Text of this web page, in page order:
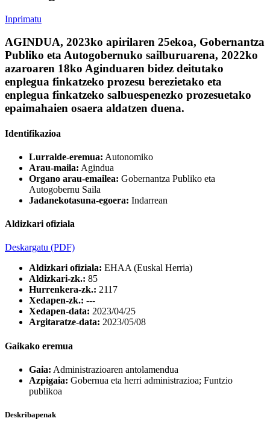
Inprimatu
AGINDUA, 2023ko apirilaren 25ekoa, Gobernantza
Publiko eta Autogobernuko sailburuarena, 2022ko
azaroaren 18ko Aginduaren bidez deitutako
enplegua finkatzeko prozesu berezietako eta
enplegua finkatzeko salbuespenezko prozesuetako
epaimahaien osaera aldatzen duena.
Identifikazioa
Lurralde-eremua: Autonomiko
Arau-maila: Agindua
Organo arau-emailea: Gobernantza Publiko eta
Autogobernu Saila
Jadanekotasuna-egoera: Indarrean
Aldizkari ofiziala
Deskargatu (PDF)
Aldizkari ofiziala: EHAA (Euskal Herria)
Aldizkari-zk.: 85
Hurrenkera-zk.: 2117
Xedapen-zk.: ---
Xedapen-data: 2023/04/25
Argitaratze-data: 2023/05/08
Gaikako eremua
Gaia: Administrazioaren antolamendua
Azpigaia: Gobernua eta herri administrazioa; Funtzio
publikoa
Deskribapenak